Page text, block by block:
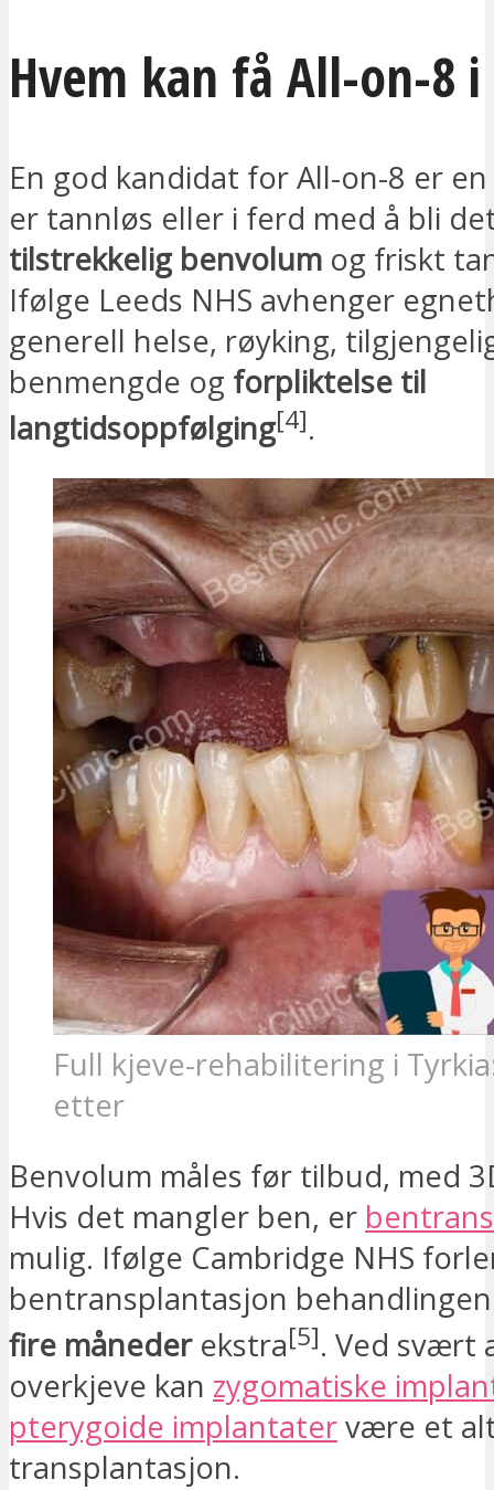
Hvem kan få All-on-8 i
En god kandidat for All-on-8 er
er tannløs eller i ferd med å bli
tilstrekkelig benvolum og friskt
Ifølge Leeds NHS avhenger
generell helse, røyking,
benmengde og forpliktelse til
langtidsoppfølging[4].
Full kjeve-rehabilitering i
etter
Benvolum måles før tilbud, med
Hvis det mangler ben, er
mulig. Ifølge Cambridge NHS
bentransplantasjon
fire månederekstra[5]. Ved svært
overkjeve kan zygomatiske
pterygoide implantatervære et
transplantasjon.